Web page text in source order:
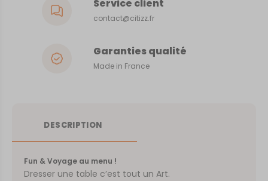
Service client
contact@citizz.fr
Garanties qualité
Made in France
DESCRIPTION
Fun & Voyage au menu !
Dresser une table c’est tout un Art.